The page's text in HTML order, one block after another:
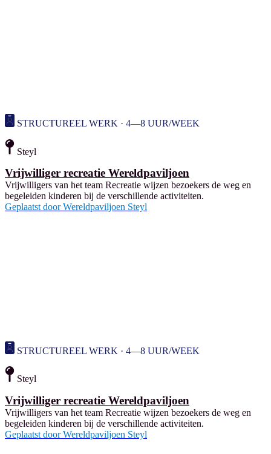
STRUCTUREEL WERK · 4—8 UUR/WEEK
Steyl
Vrijwilliger recreatie Wereldpaviljoen
Vrijwilligers van het team Recreatie wijzen bezoekers de weg en
begeleiden kinderen bij de verschillende activiteiten.
Geplaatst door Wereldpaviljoen Steyl
STRUCTUREEL WERK · 4—8 UUR/WEEK
Steyl
Vrijwilliger recreatie Wereldpaviljoen
Vrijwilligers van het team Recreatie wijzen bezoekers de weg en
begeleiden kinderen bij de verschillende activiteiten.
Geplaatst door Wereldpaviljoen Steyl